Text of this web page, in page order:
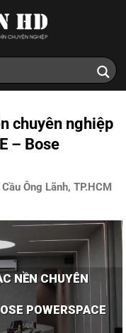
chuyên nghiệp
– Bose
Ông Lãnh, TP.HCM
NỀN CHUYÊN
POWERSPACE